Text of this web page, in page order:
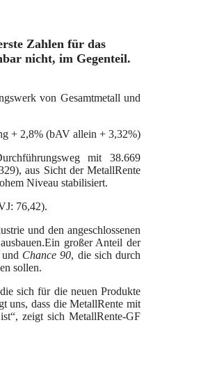
Zahlen für das
nicht, im Gegenteil.
von Gesamtmetall und
+ 2,8% (bAV allein + 3,32%)
mit 38.669
aus Sicht der MetallRente
Niveau stabilisiert.
76,42).
und den angeschlossenen
Ein großer Anteil der
Chance 90, die sich durch
sollen.
sich für die neuen Produkte
uns, dass die MetallRente mit
zeigt sich MetallRente-GF